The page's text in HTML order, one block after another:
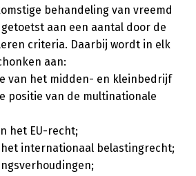
behandeling van vreemd
aan een aantal door de
criteria. Daarbij wordt in elk
aan:
van het midden- en kleinbedrijf
positie van de multinationale
het EU-recht;
internationaal belastingrecht;